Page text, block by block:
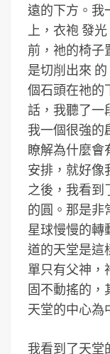
遠的下方。我
上，衣袍 發
前，祂的椅子
是切削出來
個石頭在祂的
話，我聽了一
我一個很強的
瞭解為什麼會
安排，就好像
之後，我看到
的圓。那是非
星球慢慢的轉
道的天堂是這
單只有父神，
固不動搖的
天堂的中心為
我看到了天堂